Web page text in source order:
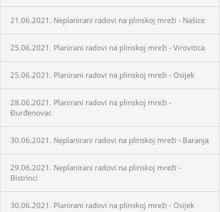
21.06.2021. Neplanirani radovi na plinskoj mreži - Našice
25.06.2021. Planirani radovi na plinskoj mreži - Virovitica
25.06.2021. Planirani radovi na plinskoj mreži - Osijek
28.06.2021. Planirani radovi na plinskoj mreži -
Đurđenovac
30.06.2021. Neplanirani radovi na plinskoj mreži - Baranja
29.06.2021. Neplanirani radovi na plinskoj mreži -
Bistrinci
30.06.2021. Planirani radovi na plinskoj mreži - Osijek